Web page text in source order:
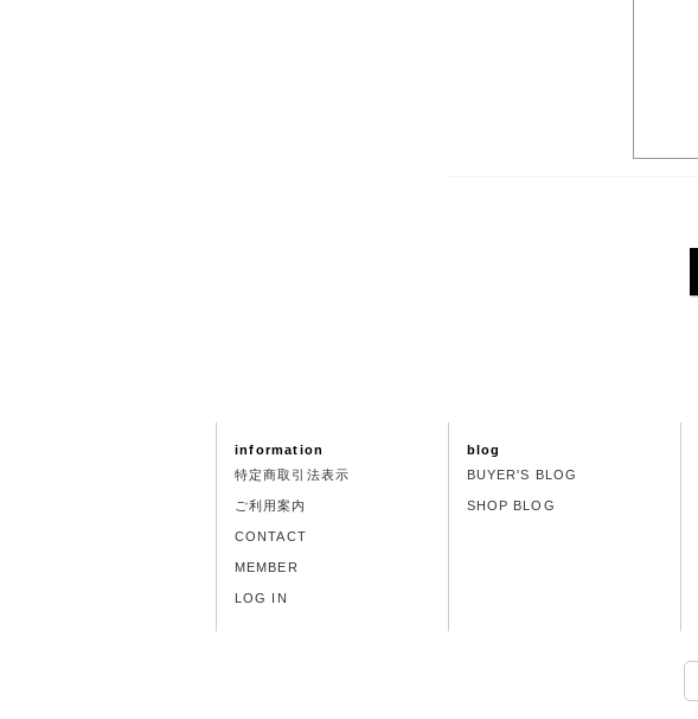
information
特定商取引法表示
ご利用案内
CONTACT
MEMBER
LOG IN
blog
BUYER'S BLOG
SHOP BLOG